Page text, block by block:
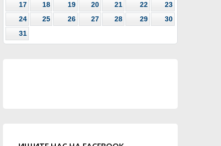
17
18 19 20 21 22
23
24
25 26 27 28 29
30
31